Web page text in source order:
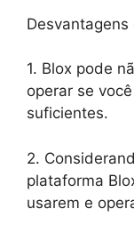
1. Blox pode
operar se
suficientes.
2.
plataforma
usarem e